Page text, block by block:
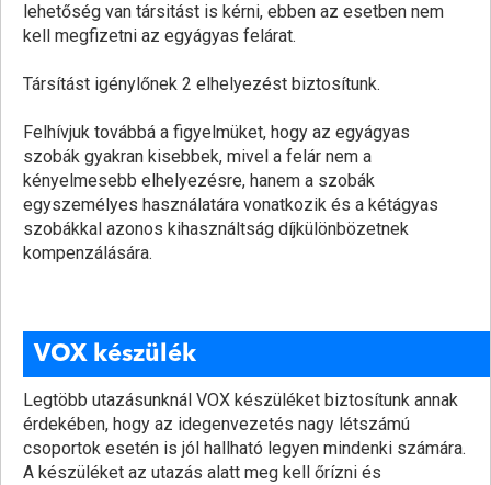
lehetőség van társitást is kérni, ebben az esetben nem
kell megfizetni az egyágyas felárat.
Társítást igénylőnek 2 elhelyezést biztosítunk.
Felhívjuk továbbá a figyelmüket, hogy az egyágyas
szobák gyakran kisebbek, mivel a felár nem a
kényelmesebb elhelyezésre, hanem a szobák
egyszemélyes használatára vonatkozik és a kétágyas
szobákkal azonos kihasználtság díjkülönbözetnek
kompenzálására.
VOX készülék
Legtöbb utazásunknál VOX készüléket biztosítunk annak
érdekében, hogy az idegenvezetés nagy létszámú
csoportok esetén is jól hallható legyen mindenki számára.
A készüléket az utazás alatt meg kell őrízni és